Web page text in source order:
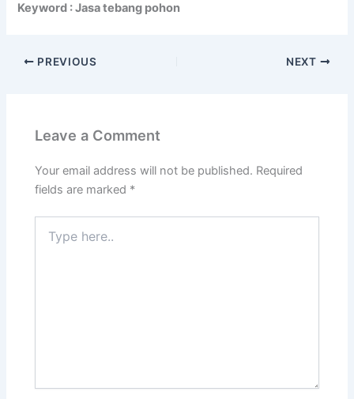
Keyword : Jasa tebang pohon
PREVIOUS NEXT
Leave a Comment
Your email address will not be published. Required
fields are marked *
here..